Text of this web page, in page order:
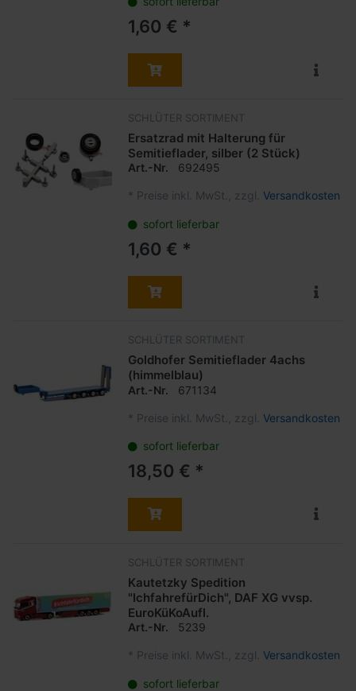
1,60 € *
SCHLÜTER SORTIMENT
Ersatzrad mit Halterung für
Semitieflader, silber (2 Stück)
Art.-Nr. 692495
* Preise inkl. MwSt., zzgl. Versandkosten
sofort lieferbar
1,60 € *
SCHLÜTER SORTIMENT
Goldhofer Semitieflader 4achs
(himmelblau)
Art.-Nr. 671134
* Preise inkl. MwSt., zzgl. Versandkosten
sofort lieferbar
18,50 € *
SCHLÜTER SORTIMENT
Kautetzky Spedition
"IchfahrefürDich", DAF XG vvsp.
EuroKüKoAufl.
Art.-Nr. 5239
* Preise inkl. MwSt., zzgl. Versandkosten
sofort lieferbar